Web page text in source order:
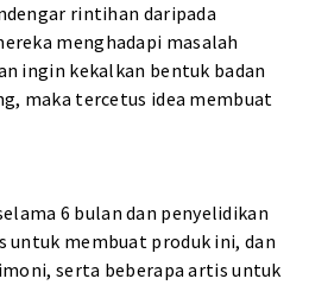
rintihan daripada
menghadapi masalah
ingin kekalkan bentuk badan
maka tercetus idea membuat
6 bulan dan penyelidikan
untuk membuat produk ini, dan
serta beberapa artis untuk